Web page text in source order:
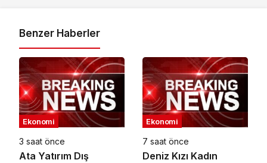
Benzer Haberler
Ekonomi
3 saat önce
Ata Yatırım Dış
Ekonomi
7 saat önce
Deniz Kızı Kadın